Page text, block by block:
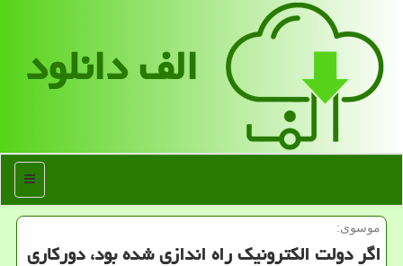
الف دانلود
منو
موسوی:
اگر دولت الكترونیك راه اندازی شده بود، دوركاری